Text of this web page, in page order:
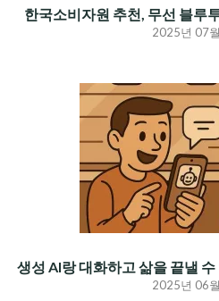
한국소비자원 추천, 무선 블루
2025년 07
생성 AI랑 대화하고 삶을 끝낼
2025년 06